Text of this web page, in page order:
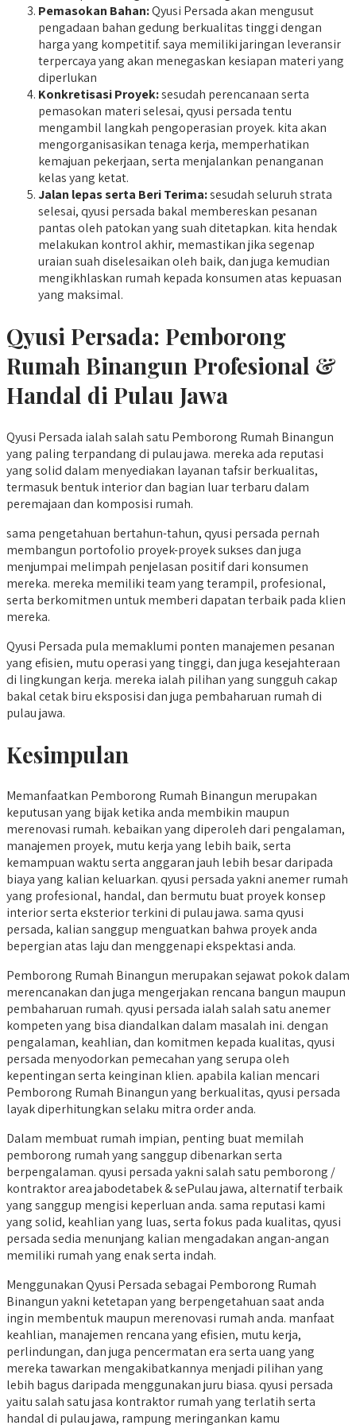
Pemasokan Bahan:Qyusi Persada akan mengusut
pengadaan bahan gedung berkualitas tinggi dengan
harga yang kompetitif. saya memiliki jaringan leveransir
terpercaya yang akan menegaskan kesiapan materi yang
diperlukan
Konkretisasi Proyek:sesudah perencanaan serta
pemasokan materi selesai, qyusi persada tentu
mengambil langkah pengoperasian proyek. kita akan
mengorganisasikan tenaga kerja, memperhatikan
kemajuan pekerjaan, serta menjalankan penanganan
kelas yang ketat.
Jalan lepas serta Beri Terima:sesudah seluruh strata
selesai, qyusi persada bakal membereskan pesanan
pantas oleh patokan yang suah ditetapkan. kita hendak
melakukan kontrol akhir, memastikan jika segenap
uraian suah diselesaikan oleh baik, dan juga kemudian
mengikhlaskan rumah kepada konsumen atas kepuasan
yang maksimal.
Qyusi Persada: Pemborong
Rumah Binangun Profesional &
Handal di Pulau Jawa
Qyusi Persada ialah salah satu Pemborong Rumah Binangun
yang paling terpandang di pulau jawa. mereka ada reputasi
yang solid dalam menyediakan layanan tafsir berkualitas,
termasuk bentuk interior dan bagian luar terbaru dalam
peremajaan dan komposisi rumah.
sama pengetahuan bertahun-tahun, qyusi persada pernah
membangun portofolio proyek-proyek sukses dan juga
menjumpai melimpah penjelasan positif dari konsumen
mereka. mereka memiliki team yang terampil, profesional,
serta berkomitmen untuk memberi dapatan terbaik pada klien
mereka.
Qyusi Persada pula memaklumi ponten manajemen pesanan
yang efisien, mutu operasi yang tinggi, dan juga kesejahteraan
di lingkungan kerja. mereka ialah pilihan yang sungguh cakap
bakal cetak biru eksposisi dan juga pembaharuan rumah di
pulau jawa.
Kesimpulan
Memanfaatkan Pemborong Rumah Binangun merupakan
keputusan yang bijak ketika anda membikin maupun
merenovasi rumah. kebaikan yang diperoleh dari pengalaman,
manajemen proyek, mutu kerja yang lebih baik, serta
kemampuan waktu serta anggaran jauh lebih besar daripada
biaya yang kalian keluarkan. qyusi persada yakni anemer rumah
yang profesional, handal, dan bermutu buat proyek konsep
interior serta eksterior terkini di pulau jawa. sama qyusi
persada, kalian sanggup menguatkan bahwa proyek anda
bepergian atas laju dan menggenapi ekspektasi anda.
Pemborong Rumah Binangun merupakan sejawat pokok dalam
merencanakan dan juga mengerjakan rencana bangun maupun
pembaharuan rumah. qyusi persada ialah salah satu anemer
kompeten yang bisa diandalkan dalam masalah ini. dengan
pengalaman, keahlian, dan komitmen kepada kualitas, qyusi
persada menyodorkan pemecahan yang serupa oleh
kepentingan serta keinginan klien. apabila kalian mencari
Pemborong Rumah Binangun yang berkualitas, qyusi persada
layak diperhitungkan selaku mitra order anda.
Dalam membuat rumah impian, penting buat memilah
pemborong rumah yang sanggup dibenarkan serta
berpengalaman. qyusi persada yakni salah satu pemborong /
kontraktor area jabodetabek & sePulau jawa, alternatif terbaik
yang sanggup mengisi keperluan anda. sama reputasi kami
yang solid, keahlian yang luas, serta fokus pada kualitas, qyusi
persada sedia menunjang kalian mengadakan angan-angan
memiliki rumah yang enak serta indah.
Menggunakan Qyusi Persada sebagai Pemborong Rumah
Binangun yakni ketetapan yang berpengetahuan saat anda
ingin membentuk maupun merenovasi rumah anda. manfaat
keahlian, manajemen rencana yang efisien, mutu kerja,
perlindungan, dan juga pencermatan era serta uang yang
mereka tawarkan mengakibatkannya menjadi pilihan yang
lebih bagus daripada menggunakan juru biasa. qyusi persada
yaitu salah satu jasa kontraktor rumah yang terlatih serta
handal di pulau jawa, rampung meringankan kamu